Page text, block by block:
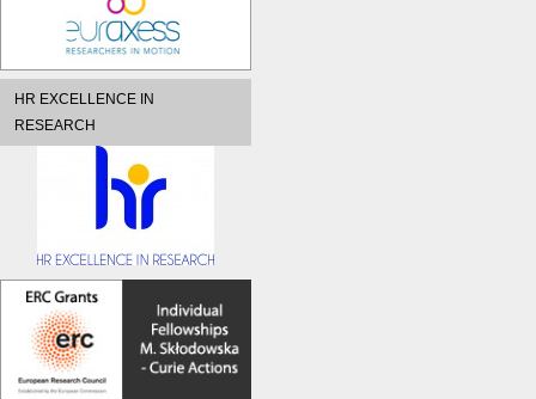
HR EXCELLENCE IN
RESEARCH